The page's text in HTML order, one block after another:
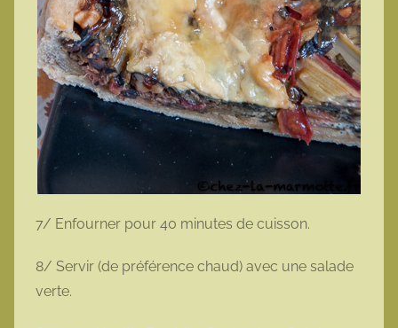
7/ Enfourner pour 40 minutes de cuisson.
8/ Servir (de préférence chaud) avec une salade
verte.